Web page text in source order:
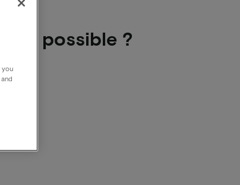
ce possible ?
you